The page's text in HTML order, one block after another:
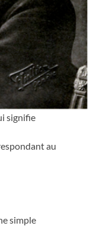
signifie
au
simple